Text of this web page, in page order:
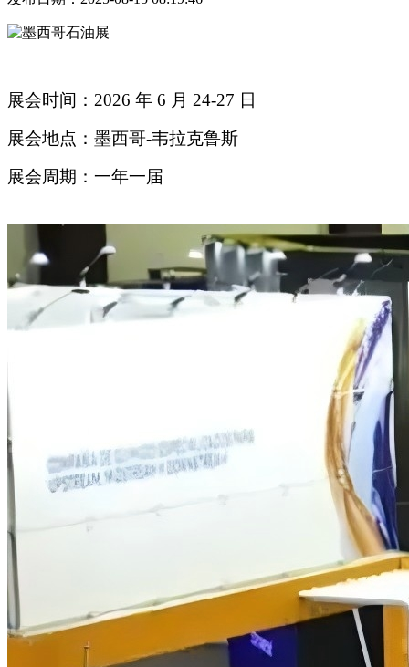
展会时间：2026 年 6 月 24-27 日
展会地点：墨西哥-韦拉克鲁斯
展会周期：一年一届